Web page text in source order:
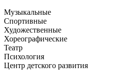
Музыкальные
Спортивные
Художественные
Хореографические
Театр
Психология
Центр детского развития